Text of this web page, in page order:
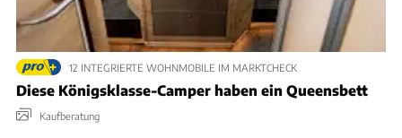
12 INTEGRIERTE WOHNMOBILE IM MARKTCHECK
Diese Königsklasse-Camper haben ein Queensbett
Kaufberatung